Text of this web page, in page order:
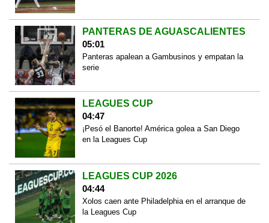
PANTERAS DE AGUASCALIENTES
05:01
Panteras apalean a Gambusinos y empatan la
serie
LEAGUES CUP
04:47
¡Pesó el Banorte! América golea a San Diego
en la Leagues Cup
LEAGUES CUP 2026
04:44
Xolos caen ante Philadelphia en el arranque de
la Leagues Cup